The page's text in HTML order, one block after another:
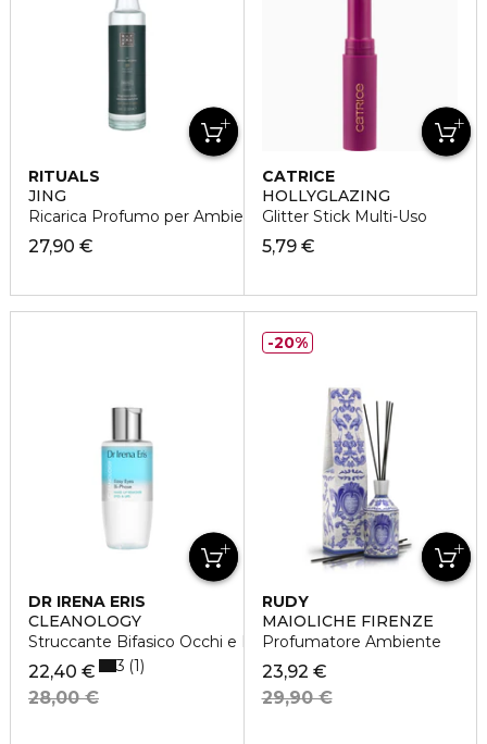
RITUALS
JING
Ricarica Profumo per Ambiente
27,90 €
CATRICE
HOLLYGLAZING
Glitter Stick Multi-Uso
5,79 €
DR IRENA ERIS
CLEANOLOGY
Struccante Bifasico Occhi e Labbra
22,40 €
28,00 €
3 1
RUDY
MAIOLICHE FIRENZE
Profumatore Ambiente
23,92 €
29,90 €
20%